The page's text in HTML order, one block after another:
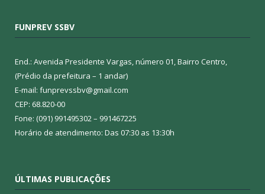
FUNPREV SSBV
End.: Avenida Presidente Vargas, número 01, Bairro Centro,
(Prédio da prefeitura – 1 andar)
E-mail: funprevssbv@gmail.com
CEP: 68.820-00
Fone: (091) 991495302 – 991467225
Horário de atendimento: Das 07:30 as 13:30h
ÚLTIMAS PUBLICAÇÕES